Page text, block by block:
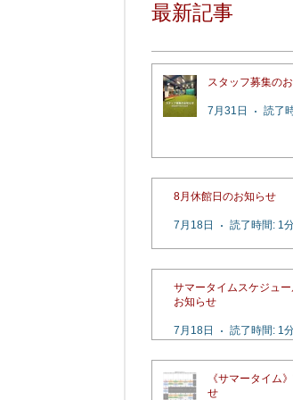
最新記事
スタッフ募集の
7月31日
8月休館日のお知らせ
7月18日 読了時間: 1
サマータイムスケジュー
お知らせ
7月18日 読了時間: 1
《サマータイム
せ